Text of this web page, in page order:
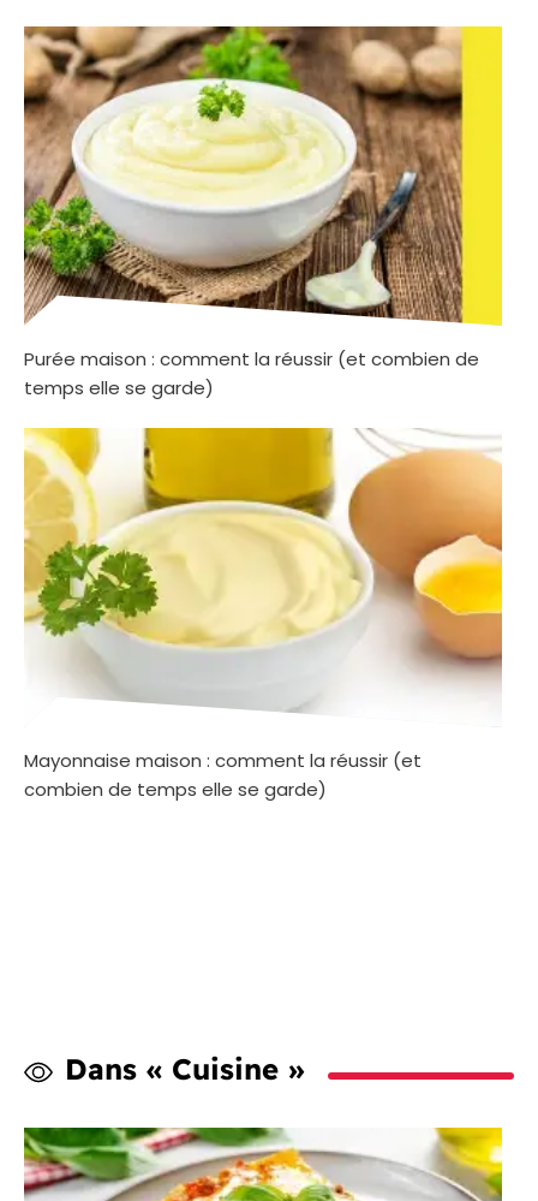
Purée maison : comment la réussir (et combien de
temps elle se garde)
Mayonnaise maison : comment la réussir (et
combien de temps elle se garde)
Dans « Cuisine »